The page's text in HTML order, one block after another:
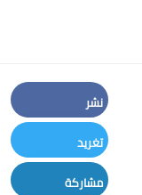
نشر
Facebook
تغريد
Twitter
مشاركة